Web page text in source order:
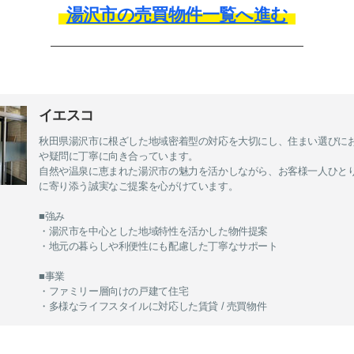
湯沢市の売買物件一覧へ進む
イエスコ
秋田県湯沢市に根ざした地域密着型の対応を大切にし、住まい選びに
や疑問に丁寧に向き合っています。
自然や温泉に恵まれた湯沢市の魅力を活かしながら、お客様一人ひと
に寄り添う誠実なご提案を心がけています。
■強み
・湯沢市を中心とした地域特性を活かした物件提案
・地元の暮らしや利便性にも配慮した丁寧なサポート
■事業
・ファミリー層向けの戸建て住宅
・多様なライフスタイルに対応した賃貸 / 売買物件